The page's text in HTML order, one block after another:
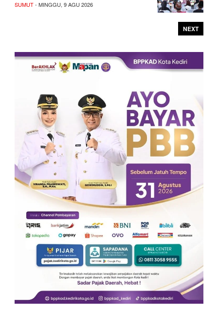
SUMUT- MINGGU, 9 AGU 2026
NEXT